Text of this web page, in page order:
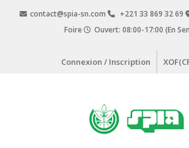
contact@spia-sn.com +221 33 869 32 69
Foire
Ouvert: 08:00-17:00 (En
Connexion / Inscription